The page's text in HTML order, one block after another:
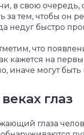
в свою
за тем, чтобы он
недуг быстро
что
кажется на
иначе могут
глаз
глаза